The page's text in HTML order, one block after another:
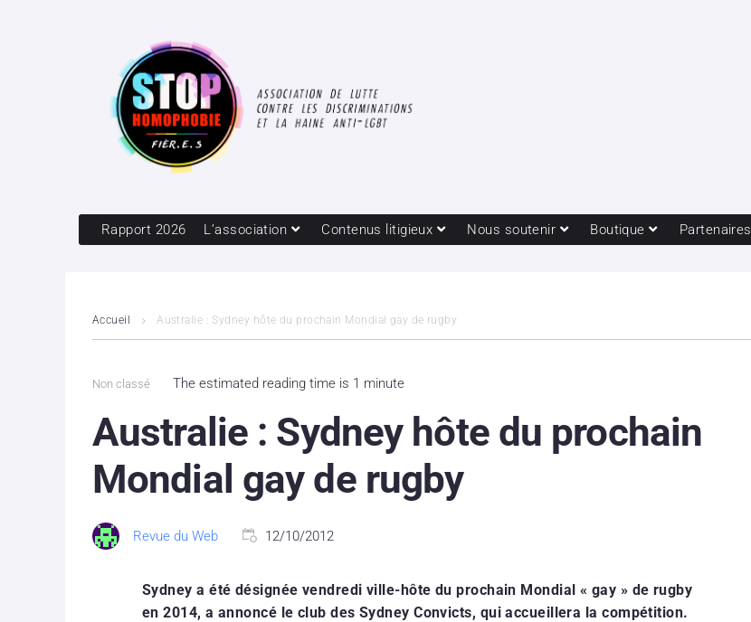
Rapport 2026 L’association Contenus litigieux Nous soutenir Boutique Partenaires
Accueil Australie : Sydney hôte du prochain Mondial gay de rugby
Non classé The estimated reading time is 1 minute
Australie : Sydney hôte du prochain
Mondial gay de rugby
Revue du Web 12/10/2012
Sydney a été désignée vendredi ville-hôte du prochain Mondial « gay » de rugby
en 2014, a annoncé le club des Sydney Convicts, qui accueillera la compétition.